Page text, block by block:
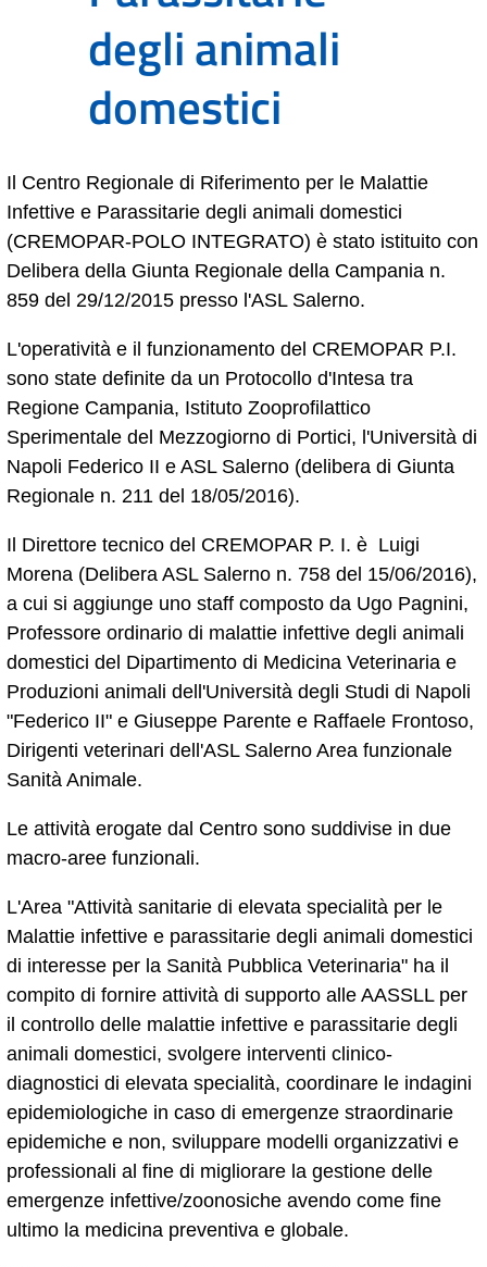
degli animali
domestici
Il Centro Regionale di Riferimento per le Malattie
Infettive e Parassitarie degli animali domestici
(CREMOPAR-POLO INTEGRATO) è stato istituito con
Delibera della Giunta Regionale della Campania n.
859 del 29/12/2015 presso l'ASL Salerno.
L'operatività e il funzionamento del CREMOPAR P.I.
sono state definite da un Protocollo d'Intesa tra
Regione Campania, Istituto Zooprofilattico
Sperimentale del Mezzogiorno di Portici, l'Università di
Napoli Federico II e ASL Salerno (delibera di Giunta
Regionale n. 211 del 18/05/2016).
Il Direttore tecnico del CREMOPAR P. I. è Luigi
Morena (Delibera ASL Salerno n. 758 del 15/06/2016),
a cui si aggiunge uno staff composto da Ugo Pagnini,
Professore ordinario di malattie infettive degli animali
domestici del Dipartimento di Medicina Veterinaria e
Produzioni animali dell'Università degli Studi di Napoli
"Federico II" e Giuseppe Parente e Raffaele Frontoso,
Dirigenti veterinari dell'ASL Salerno Area funzionale
Sanità Animale.
Le attività erogate dal Centro sono suddivise in due
macro-aree funzionali.
L'Area "Attività sanitarie di elevata specialità per le
Malattie infettive e parassitarie degli animali domestici
di interesse per la Sanità Pubblica Veterinaria" ha il
compito di fornire attività di supporto alle AASSLL per
il controllo delle malattie infettive e parassitarie degli
animali domestici, svolgere interventi clinico-
diagnostici di elevata specialità, coordinare le indagini
epidemiologiche in caso di emergenze straordinarie
epidemiche e non, sviluppare modelli organizzativi e
professionali al fine di migliorare la gestione delle
emergenze infettive/zoonosiche avendo come fine
ultimo la medicina preventiva e globale.